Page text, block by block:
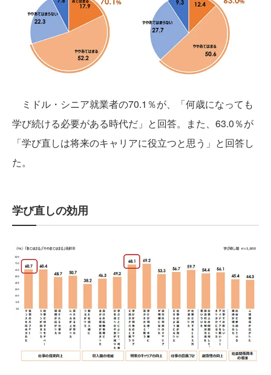
ミドル・シニア就業者の70.1％が、「何歳になっても
学び続ける必要がある時代だ」と回答。また、63.0％が
「学び直しは将来のキャリアに役立つと思う」と回答し
た。
学び直しの効用